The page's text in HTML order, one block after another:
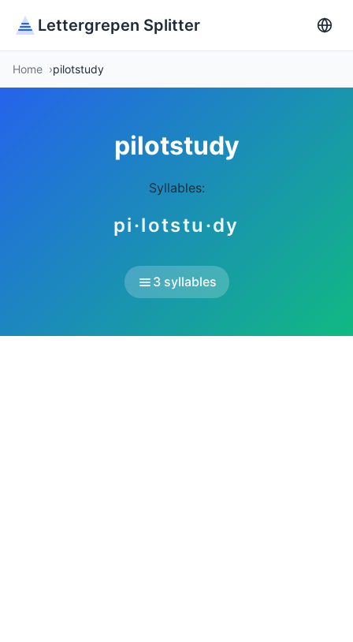
Lettergrepen Splitter
Home pilotstudy
pilotstudy
Syllables:
pi·lotstu·dy
3 syllables